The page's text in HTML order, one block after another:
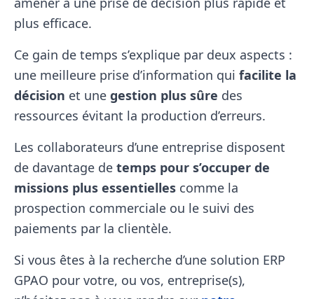
plus efficace.
Ce gain de temps s’explique par deux aspects :
une meilleure prise d’information qui facilite la
décision et une gestion plus sûre des
ressources évitant la production d’erreurs.
Les collaborateurs d’une entreprise disposent
de davantage de temps pour s’occuper de
missions plus essentielles comme la
prospection commerciale ou le suivi des
paiements par la clientèle.
Si vous êtes à la recherche d’une solution ERP
GPAO pour votre, ou vos, entreprise(s),